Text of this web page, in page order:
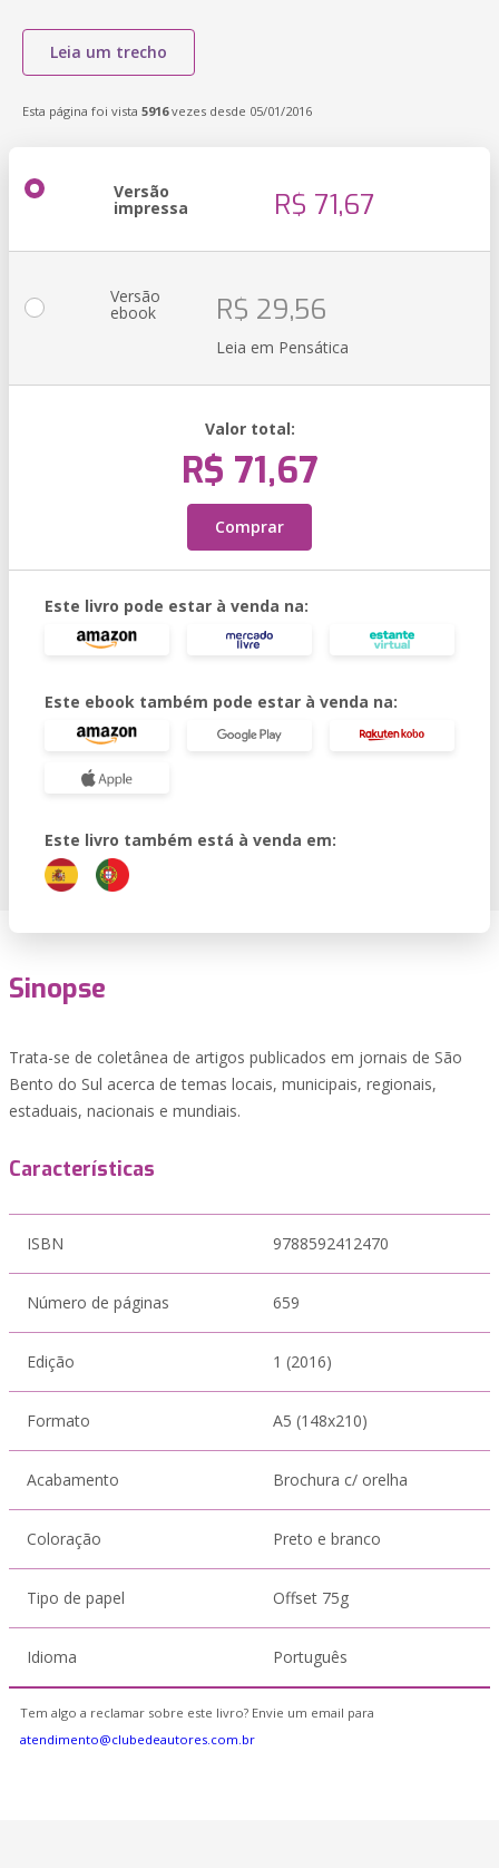
Leia um trecho
Esta página foi vista 5916vezes desde 05/01/2016
Versão
impressa R$ 71,67
Versão
ebook R$ 29,56
Leia em Pensática
Valor total:
R$ 71,67
Comprar
Este livro pode estar à venda na:
Este ebook também pode estar à venda na:
Este livro também está à venda em:
Sinopse
Trata-se de coletânea de artigos publicados em jornais de São
Bento do Sul acerca de temas locais, municipais, regionais,
estaduais, nacionais e mundiais.
Características
ISBN 9788592412470
Número de páginas 659
Edição 1 (2016)
Formato A5 (148x210)
Acabamento Brochura c/ orelha
Coloração Preto e branco
Tipo de papel Offset 75g
Idioma Português
Tem algo a reclamar sobre este livro? Envie um email para
atendimento@clubedeautores.com.br